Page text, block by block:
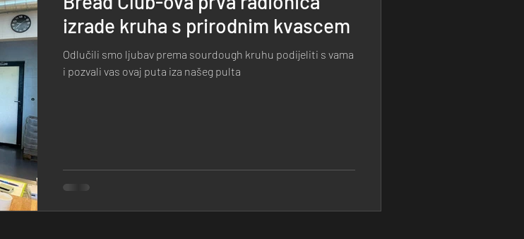
izrade kruha s prirodnim kvascem
Odlučili smo ljubav prema sourdough kruhu podijeliti s vama
i pozvali vas ovaj puta iza našeg pulta